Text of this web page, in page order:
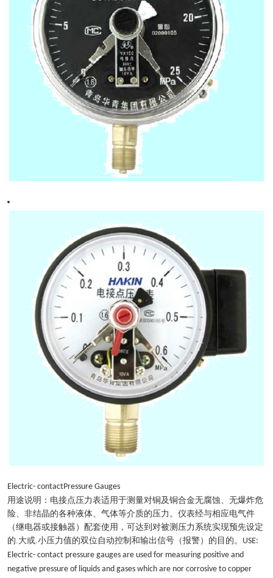
Electric- contactPressure Gauges
用途说明：电接点压力表适用于测量对铜及铜合金无腐蚀、无爆炸危
险、非结晶的各种液体、气体等介质的压力。仪表经与相应电气件
（继电器或接触器）配套使用，可达到对被测压力系统实现预先设定
的.大或.小压力值的双位自动控制和输出信号（报警）的目的。 USE:
Electric- contact pressure gauges are used for measuring positive and
negative pressure of liquids and gases which are nor corrosive to copper